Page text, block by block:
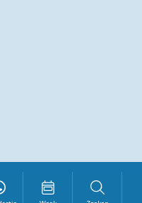
de redactie
Ingezonden
RTV NOF
Vrijwilliger